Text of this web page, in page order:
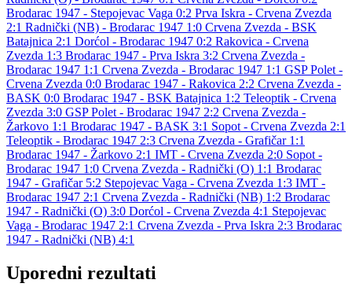
Brodarac 1947 - Stepojevac Vaga 0:2 Prva Iskra - Crvena Zvezda
2:1 Radnički (NB) - Brodarac 1947 1:0 Crvena Zvezda - BSK
Batajnica 2:1 Dorćol - Brodarac 1947 0:2 Rakovica - Crvena
Zvezda 1:3 Brodarac 1947 - Prva Iskra 3:2 Crvena Zvezda -
Brodarac 1947 1:1 Crvena Zvezda - Brodarac 1947 1:1 GSP Polet -
Crvena Zvezda 0:0 Brodarac 1947 - Rakovica 2:2 Crvena Zvezda -
BASK 0:0 Brodarac 1947 - BSK Batajnica 1:2 Teleoptik - Crvena
Zvezda 3:0 GSP Polet - Brodarac 1947 2:2 Crvena Zvezda -
Žarkovo 1:1 Brodarac 1947 - BASK 3:1 Sopot - Crvena Zvezda 2:1
Teleoptik - Brodarac 1947 2:3 Crvena Zvezda - Grafičar 1:1
Brodarac 1947 - Žarkovo 2:1 IMT - Crvena Zvezda 2:0 Sopot -
Brodarac 1947 1:0 Crvena Zvezda - Radnički (O) 1:1 Brodarac
1947 - Grafičar 5:2 Stepojevac Vaga - Crvena Zvezda 1:3 IMT -
Brodarac 1947 2:1 Crvena Zvezda - Radnički (NB) 1:2 Brodarac
1947 - Radnički (O) 3:0 Dorćol - Crvena Zvezda 4:1 Stepojevac
Vaga - Brodarac 1947 2:1 Crvena Zvezda - Prva Iskra 2:3 Brodarac
1947 - Radnički (NB) 4:1
Uporedni rezultati